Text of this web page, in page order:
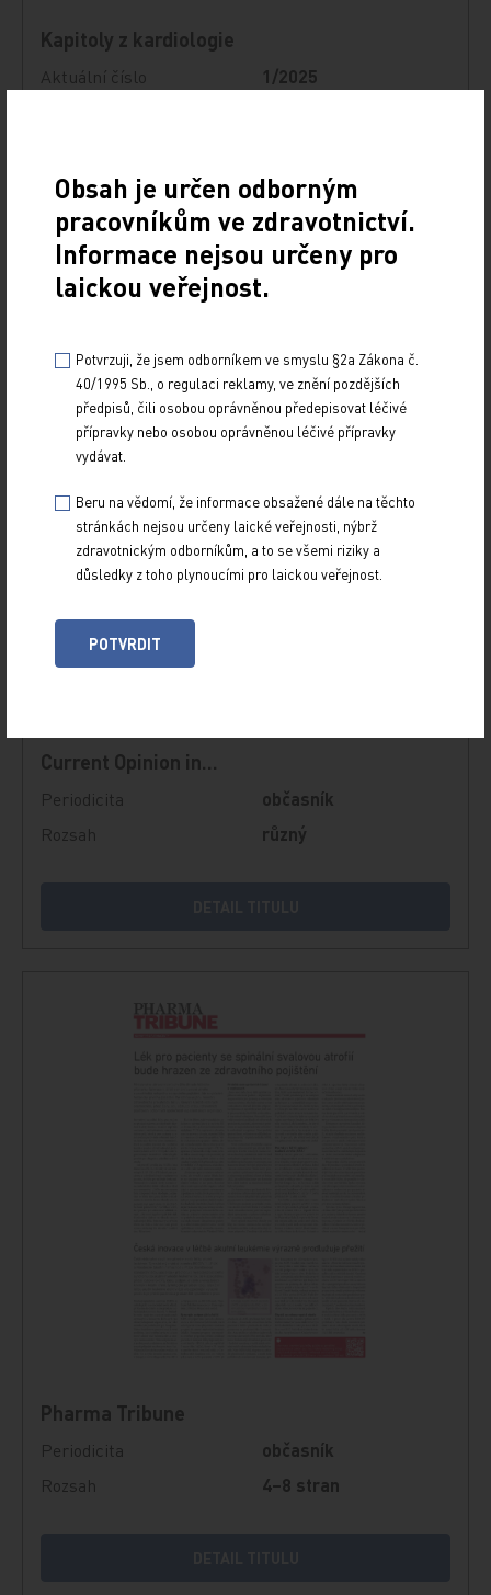
Kapitoly z kardiologie
Aktuální číslo
1/2025
Rozsah
různý
DETAIL TITULU
Current Opinion in...
Periodicita
občasník
Rozsah
různý
Pharma Tribune
Periodicita
občasník
Rozsah
4–8 stran
Obsah je určen odborným
pracovníkům ve zdravotnictví.
Informace nejsou určeny pro
laickou veřejnost.
Potvrzuji, že jsem odborníkem ve smyslu §2a Zákona č.
40/1995 Sb., o regulaci reklamy, ve znění pozdějších
předpisů, čili osobou oprávněnou předepisovat léčivé
přípravky nebo osobou oprávněnou léčivé přípravky
vydávat.
Beru na vědomí, že informace obsažené dále na těchto
stránkách nejsou určeny laické veřejnosti, nýbrž
zdravotnickým odborníkům, a to se všemi riziky a
důsledky z toho plynoucími pro laickou veřejnost.
POTVRDIT